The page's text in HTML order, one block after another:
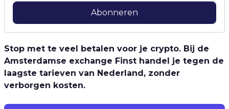
Abonneren
Stop met te veel betalen voor je crypto. Bij de
Amsterdamse exchange Finst handel je tegen de
laagste tarieven van Nederland, zonder
verborgen kosten.